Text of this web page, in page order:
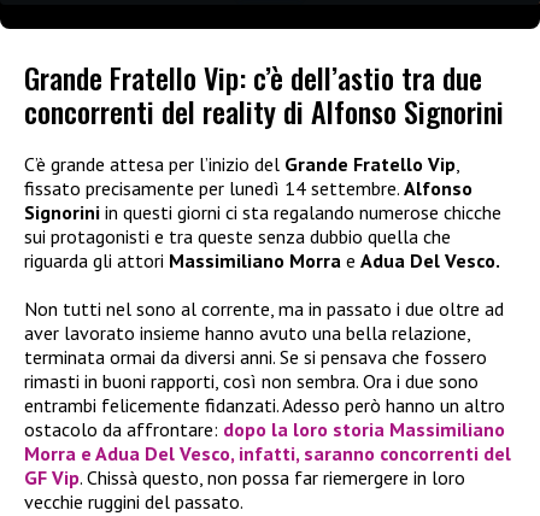
Grande Fratello Vip: c’è dell’astio tra due
concorrenti del reality di Alfonso Signorini
C’è grande attesa per l’inizio del Grande Fratello Vip,
fissato precisamente per lunedì 14 settembre. Alfonso
Signorini in questi giorni ci sta regalando numerose chicche
sui protagonisti e tra queste senza dubbio quella che
riguarda gli attori Massimiliano Morra e Adua Del Vesco.
Non tutti nel sono al corrente, ma in passato i due oltre ad
aver lavorato insieme hanno avuto una bella relazione,
terminata ormai da diversi anni. Se si pensava che fossero
rimasti in buoni rapporti, così non sembra. Ora i due sono
entrambi felicemente fidanzati. Adesso però hanno un altro
ostacolo da affrontare: dopo la loro storia Massimiliano
Morra e Adua Del Vesco, infatti, saranno concorrenti del
GF Vip. Chissà questo, non possa far riemergere in loro
vecchie ruggini del passato.